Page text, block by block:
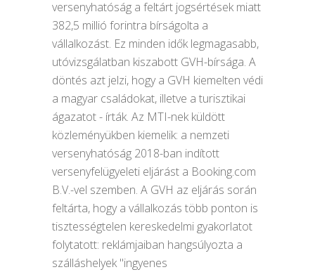
versenyhatóság a feltárt jogsértések miatt
382,5 millió forintra bírságolta a
vállalkozást. Ez minden idők legmagasabb,
utóvizsgálatban kiszabott GVH-bírsága. A
döntés azt jelzi, hogy a GVH kiemelten védi
a magyar családokat, illetve a turisztikai
ágazatot - írták. Az MTI-nek küldött
közleményükben kiemelik: a nemzeti
versenyhatóság 2018-ban indított
versenyfelügyeleti eljárást a Booking.com
B.V.-vel szemben. A GVH az eljárás során
feltárta, hogy a vállalkozás több ponton is
tisztességtelen kereskedelmi gyakorlatot
folytatott: reklámjaiban hangsúlyozta a
szálláshelyek "ingyenes